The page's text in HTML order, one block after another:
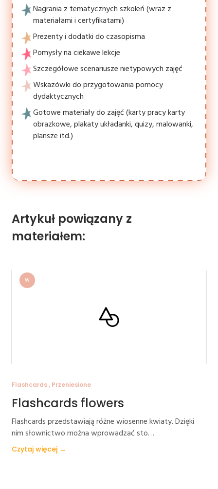
Nagrania z tematycznych szkoleń (wraz z
materiałami i certyfikatami)
Prezenty i dodatki do czasopisma
Pomysły na ciekawe lekcje
Szczegółowe scenariusze nietypowych zajęć
Wskazówki do przygotowania pomocy
dydaktycznych
Gotowe materiały do zajęć (karty pracy karty
obrazkowe, plakaty układanki, quizy, malowanki,
plansze itd.)
Artykuł powiązany z
materiałem:
W
Flashcards , Przeniesione
Flashcards flowers
Flashcards przedstawiają różne wiosenne kwiaty. Dzięki
nim słownictwo można wprowadzać sto…
Czytaj więcej →